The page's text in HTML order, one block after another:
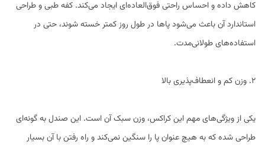
کاهش داده و احساس راحتی فوق‌العاده‌ای ایجاد می‌کند. کفه طبی و طراحی
استاندارد آن باعث می‌شود پاها در طول روز کمتر خسته شوند، حتی در
استفاده‌های طولانی‌مدت.
2. وزن کم و انعطاف‌پذیری بالا
یکی از ویژگی‌های مهم این کراکس، وزن سبک آن است. این صندل به گونه‌ای
طراحی شده که به هیچ عنوان پا را سنگین نمی‌کند و راه رفتن با آن بسیار